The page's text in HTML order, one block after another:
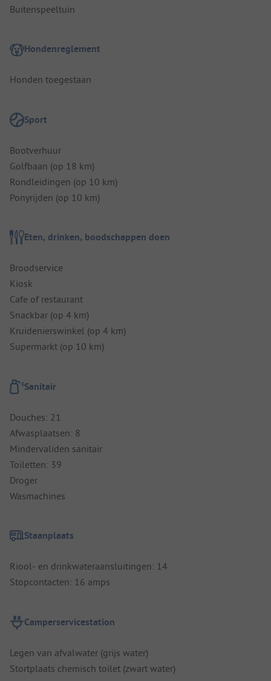
Buitenspeeltuin
Hondenreglement
Honden toegestaan
Sport
Bootverhuur
Golfbaan (op 18 km)
Rondleidingen (op 10 km)
Ponyrijden (op 10 km)
Eten, drinken, boodschappen doen
Broodservice
Kiosk
Cafe of restaurant
Snackbar (op 4 km)
Kruidenierswinkel (op 4 km)
Supermarkt (op 10 km)
Sanitair
Douches: 21
Afwasplaatsen: 8
Mindervaliden sanitair
Toiletten: 39
Droger
Wasmachines
Staanplaats
Riool- en drinkwateraansluitingen: 14
Stopcontacten: 16 amps
Camperservicestation
Legen van afvalwater (grijs water)
Stortplaats chemisch toilet (zwart water)